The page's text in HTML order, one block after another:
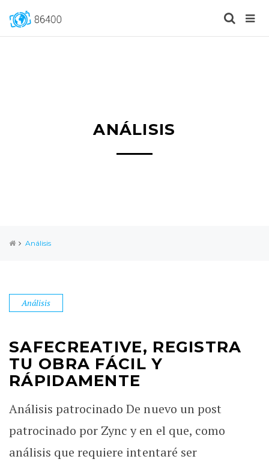
ANÁLISIS
Análisis
Análisis
SAFECREATIVE, REGISTRA
TU OBRA FÁCIL Y
RÁPIDAMENTE
Análisis patrocinado De nuevo un post
patrocinado por Zync y en el que, como
análisis que requiere intentaré ser